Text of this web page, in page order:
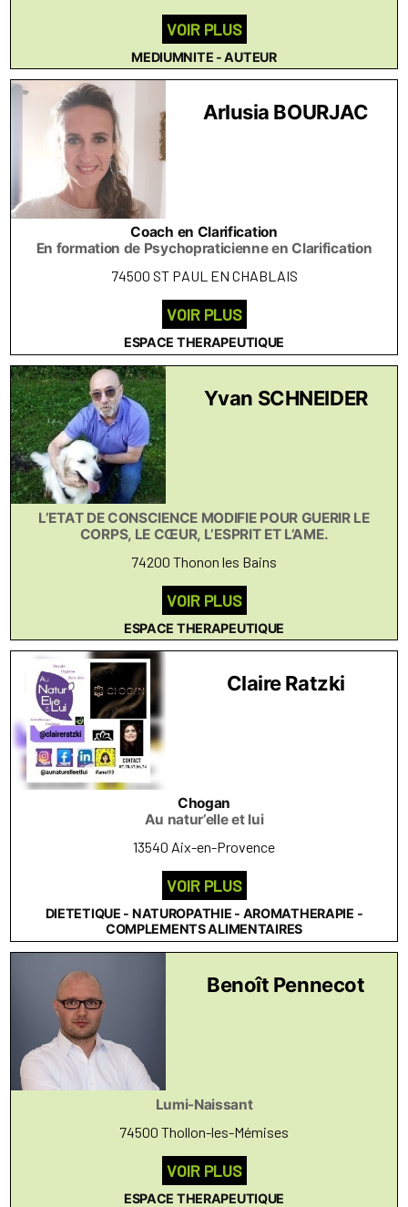
VOIR PLUS
MEDIUMNITE - AUTEUR
Arlusia BOURJAC
Coach en Clarification
En formation de Psychopraticienne en Clarification
74500 ST PAUL EN CHABLAIS
VOIR PLUS
ESPACE THERAPEUTIQUE
Yvan SCHNEIDER
L’ETAT DE CONSCIENCE MODIFIE POUR GUERIR LE
CORPS, LE CŒUR, L’ESPRIT ET L’AME.
74200 Thonon les Bains
VOIR PLUS
ESPACE THERAPEUTIQUE
Claire Ratzki
Chogan
Au natur’elle et lui
13540 Aix-en-Provence
VOIR PLUS
DIETETIQUE - NATUROPATHIE - AROMATHERAPIE -
COMPLEMENTS ALIMENTAIRES
Benoît Pennecot
Lumi-Naissant
74500 Thollon-les-Mémises
VOIR PLUS
ESPACE THERAPEUTIQUE